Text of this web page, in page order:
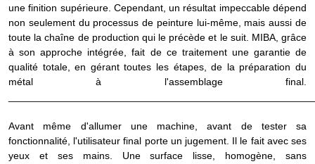
une finition supérieure. Cependant, un résultat impeccable dépend
non seulement du processus de peinture lui-même, mais aussi de
toute la chaîne de production qui le précède et le suit. MIBA, grâce
à son approche intégrée, fait de ce traitement une garantie de
qualité totale, en gérant toutes les étapes, de la préparation du
métal à l'assemblage final.
Avant même d'allumer une machine, avant de tester sa
fonctionnalité, l'utilisateur final porte un jugement. Il le fait avec ses
yeux et ses mains. Une surface lisse, homogène, sans